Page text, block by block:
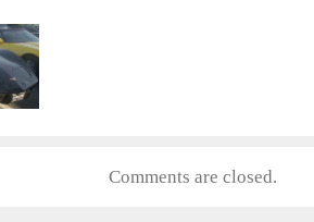
Comments are closed.